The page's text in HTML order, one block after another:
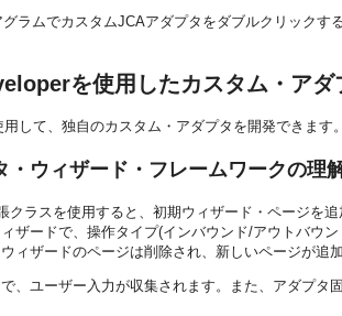
ラムでカスタムJCAアダプタをダブルクリック
を使用したカスタム・アダ
して、独自のカスタム・アダプタを開発できま
・ウィザード・フレームワークの理
クラスを使用すると、初期ウィザード・ページを
ザードで、操作タイプ(インバウンド/アウトバウ
ィザードのページは削除され、新しいページが追
、ユーザー入力が収集されます。また、アダプ